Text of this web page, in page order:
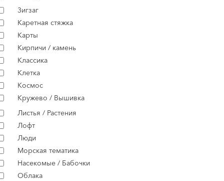
Зигзаг
Каретная стяжка
Карты
Кирпичи / камень
Классика
Клетка
Космос
Кружево / Вышивка
Листья / Растения
Лофт
Люди
Морская тематика
Насекомые / Бабочки
Облака